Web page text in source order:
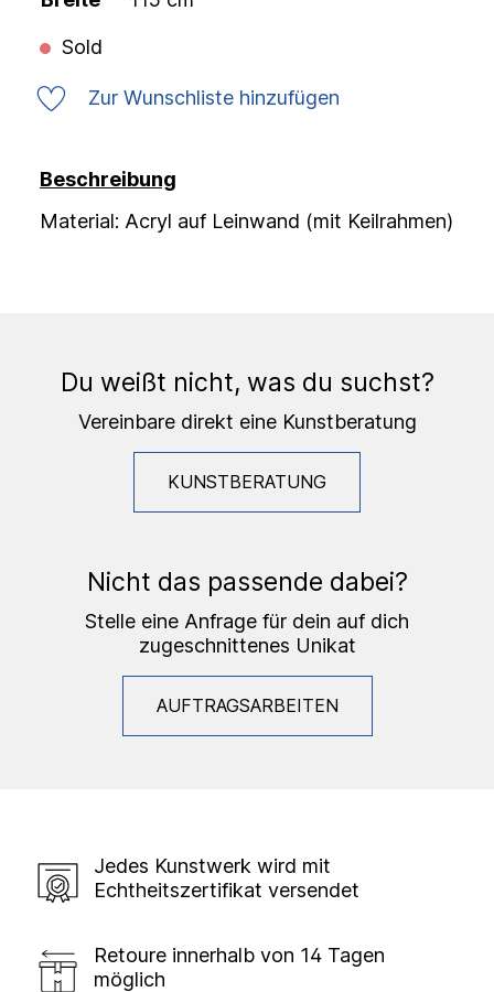
Sold
Zur Wunschliste hinzufügen
Beschreibung
Material: Acryl auf Leinwand (mit Keilrahmen)
Du weißt nicht, was du suchst?
Vereinbare direkt eine Kunstberatung
KUNSTBERATUNG
Nicht das passende dabei?
Stelle eine Anfrage für dein auf dich
zugeschnittenes Unikat
AUFTRAGSARBEITEN
Jedes Kunstwerk wird mit
Echtheitszertifikat versendet
Retoure innerhalb von 14 Tagen
möglich